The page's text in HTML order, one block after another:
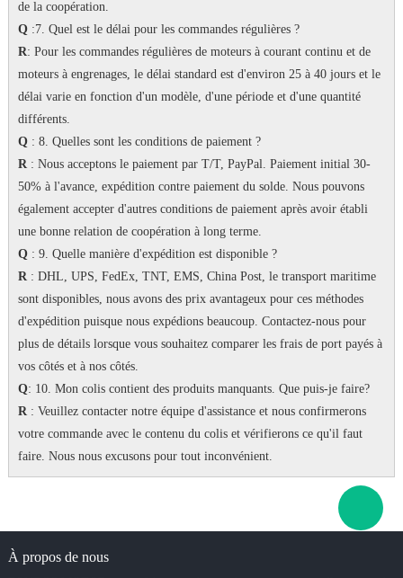
de la coopération.
Q:7. Quel est le délai pour les commandes régulières ?
R: Pour les commandes régulières de moteurs à courant continu et de
moteurs à engrenages, le délai standard est d'environ 25 à 40 jours et le
délai varie en fonction d'un modèle, d'une période et d'une quantité
différents.
Q: 8. Quelles sont les conditions de paiement ?
R: Nous acceptons le paiement par T/T, PayPal. Paiement initial 30-
50% à l'avance, expédition contre paiement du solde. Nous pouvons
également accepter d'autres conditions de paiement après avoir établi
une bonne relation de coopération à long terme.
Q: 9. Quelle manière d'expédition est disponible ?
R: DHL, UPS, FedEx, TNT, EMS, China Post, le transport maritime
sont disponibles, nous avons des prix avantageux pour ces méthodes
d'expédition puisque nous expédions beaucoup. Contactez-nous pour
plus de détails lorsque vous souhaitez comparer les frais de port payés à
vos côtés et à nos côtés.
Q: 10. Mon colis contient des produits manquants. Que puis-je faire?
R: Veuillez contacter notre équipe d'assistance et nous confirmerons
votre commande avec le contenu du colis et vérifierons ce qu'il faut
faire. Nous nous excusons pour tout inconvénient.
À propos de nous